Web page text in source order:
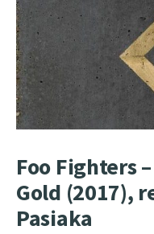
Foo Fighters
Gold (2017),
Pasiaka